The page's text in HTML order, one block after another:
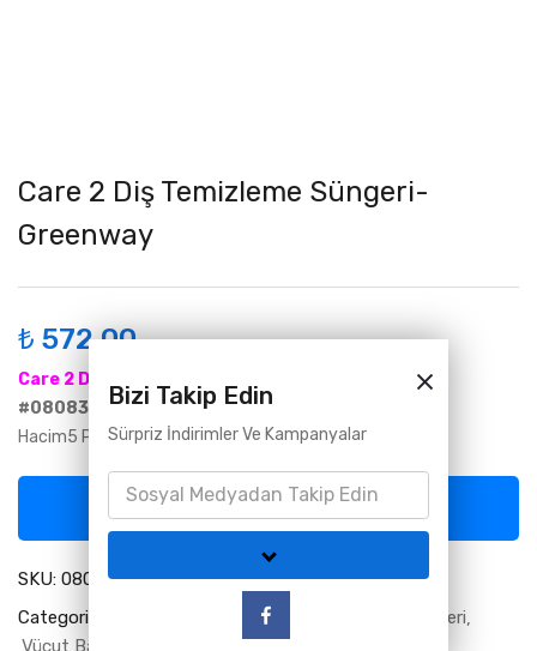
Care 2 Diş Temizleme Süngeri-
Greenway
₺ 572,00
Care 2 Diş Temizleme Süngeri
#08083
Hacim5 PV
Avantajlı Müşteri Olarak Satın Al
SKU: 08083
Categories:
Greenway Ürün Katalog
Kozmetik Ürünleri
Vücut Bakımı
Yüz & Dekolte Ürünleri
Bizi Takip Edin
Sürpriz İndirimler Ve Kampanyalar